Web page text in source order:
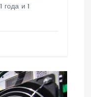
года и 1